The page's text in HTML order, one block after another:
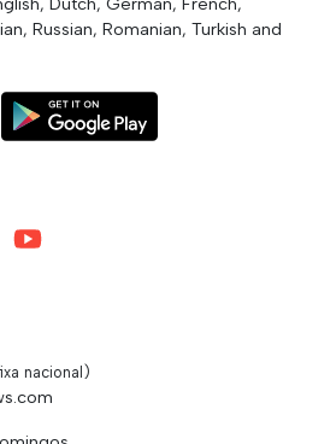
Russian, Romanian, Turkish and
nacional)